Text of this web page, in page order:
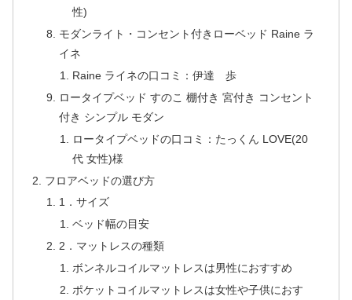
性)
モダンライト・コンセント付きローベッド Raine ラ
イネ
Raine ライネの口コミ：伊達 歩
ロータイプベッド すのこ 棚付き 宮付き コンセント
付き シンプル モダン
ロータイプベッドの口コミ：たっくん LOVE(20
代 女性)様
フロアベッドの選び方
1．サイズ
ベッド幅の目安
2．マットレスの種類
ボンネルコイルマットレスは男性におすすめ
ポケットコイルマットレスは女性や子供におす